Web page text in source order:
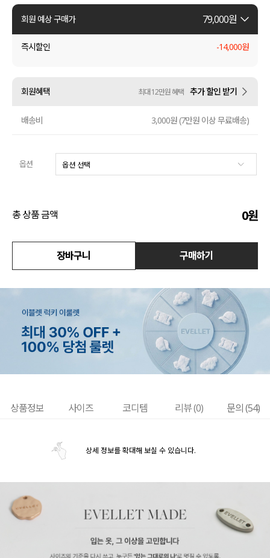
셔츠
원피스
액티브
아우터
언더웨어/파자마
회원 예상 구매가 79,000원
즉시할인 -14,000원
회원혜택 최대 12만원 혜택 추가 할인 받기
배송비 3,000원 (7만원 이상 무료배송)
옵션
총 상품 금액 0원
장바구니 구매하기
상품정보 사이즈 코디템 리뷰 (0) 문의 (54)
상세 정보를 확대해 보실 수 있습니다.